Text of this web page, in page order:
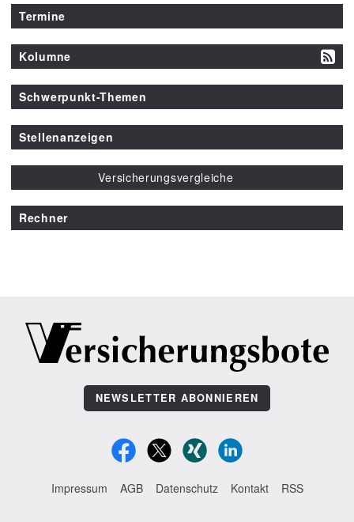
Termine
Kolumne
Schwerpunkt-Themen
Stellenanzeigen
Versicherungsvergleiche
Rechner
NEWSLETTER ABONNIEREN
Impressum AGB Datenschutz Kontakt RSS